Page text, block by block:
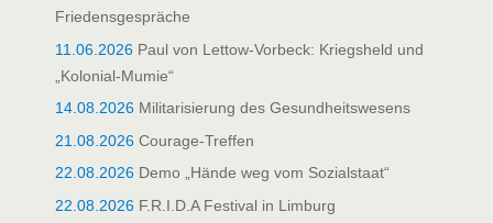
Friedensgespräche
11.06.2026 Paul von Lettow-Vorbeck: Kriegsheld und
„Kolonial-Mumie“
14.08.2026 Militarisierung des Gesundheitswesens
21.08.2026 Courage-Treffen
22.08.2026 Demo „Hände weg vom Sozialstaat“
22.08.2026 F.R.I.D.A Festival in Limburg